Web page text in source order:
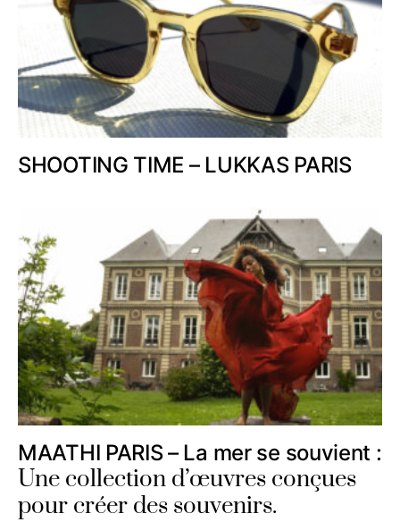
SHOOTING TIME – LUKKAS PARIS
MAATHI PARIS – La mer se souvient :
Une collection d’œuvres conçues
pour créer des souvenirs.